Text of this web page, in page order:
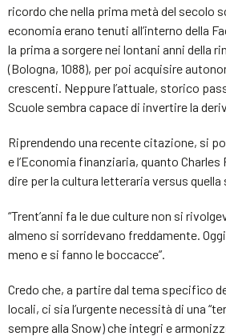
ricordo che nella prima metà del secolo
economia erano tenuti all’interno della
la prima a sorgere nei lontani anni della
(Bologna, 1088), per poi acquisire
crescenti. Neppure l’attuale, storico
Scuole sembra capace di invertire la
Riprendendo una recente citazione, si
e l’Economia finanziaria, quanto Charles
dire per la cultura letteraria versus
“Trent’anni fa le due culture non si
almeno si sorridevano freddamente.
meno e si fanno le boccacce”.
Credo che, a partire dal tema specifico
locali, ci sia l’urgente necessità di una
sempre alla Snow) che integri e